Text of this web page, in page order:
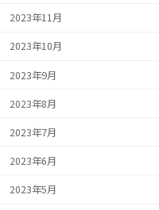
2023年11月
2023年10月
2023年9月
2023年8月
2023年7月
2023年6月
2023年5月